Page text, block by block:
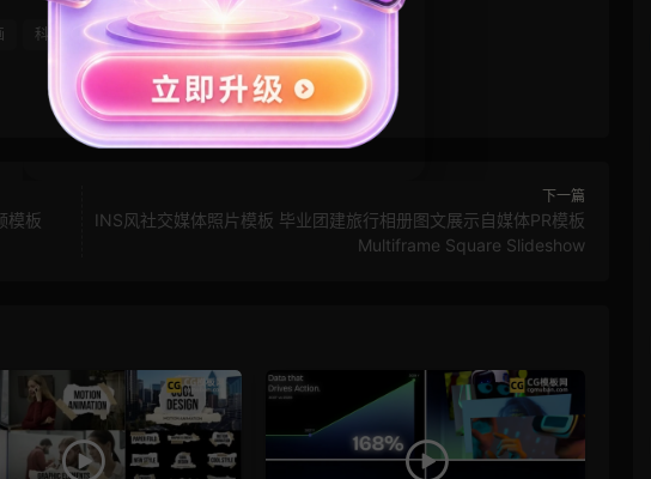
科技风模板 粒子特效
模板
下一篇
INS风社交媒体照片模板 毕业团建旅行相册图文展示自媒体PR模板
Multiframe Square Slideshow